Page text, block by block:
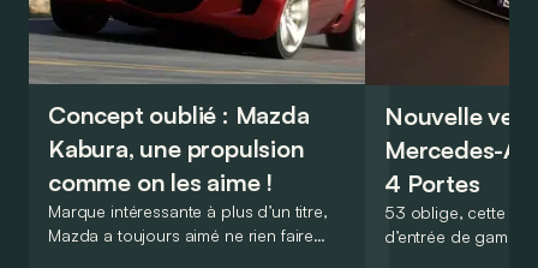
Concept oublié : Mazda
Kabura, une propulsion
comme on les aime !
Marque intéressante à plus d’un titre,
Mazda a toujours aimé ne rien faire
Nouvelle
Mercedes-
4 Portes
53 oblige, cette
d’entrée de